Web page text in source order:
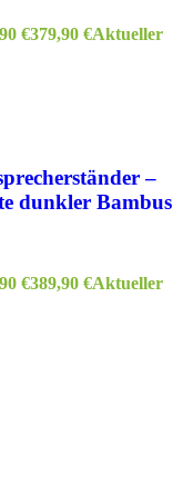
€379,90 €Aktueller
–
dunkler Bambus
€389,90 €Aktueller